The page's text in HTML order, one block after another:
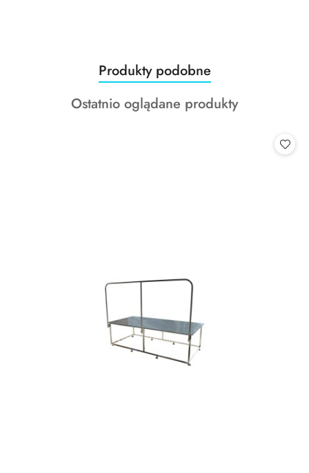
Pomiń karuzelę produktów
Produkty
o
statusie:
Produkty podobne
Produkty
Ostatnio oglądane produkty